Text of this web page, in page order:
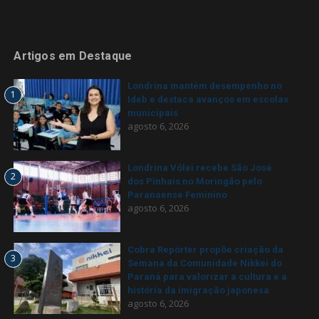
Artigos em Destaque
1
Londrina mantém desempenho no
Ideb e destaca avanços em escolas
municipais
agosto 6, 2026
2
Londrina Vôlei recebe São José
dos Pinhais no Moringão pelo
Paranaense Feminino
agosto 6, 2026
3
Cobra Repórter propõe criação da
Semana da Comunidade Nikkei do
Paraná para valorizar a cultura e a
história da imigração japonesa
agosto 6, 2026